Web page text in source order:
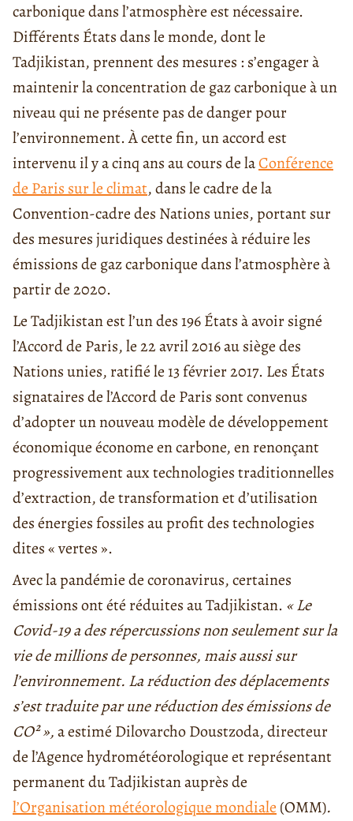
carbonique dans l’atmosphère est nécessaire.
Différents États dans le monde, dont le
Tadjikistan, prennent des mesures : s’engager à
maintenir la concentration de gaz carbonique à un
niveau qui ne présente pas de danger pour
l’environnement. À cette fin, un accord est
intervenu il y a cinq ans au cours de laConférence
de Paris sur le climat, dans le cadre de la
Convention-cadre des Nations unies, portant sur
des mesures juridiques destinées à réduire les
émissions de gaz carbonique dans l’atmosphère à
partir de 2020.
Le Tadjikistan est l’un des 196 États à avoir signé
l’Accord de Paris, le 22 avril 2016 au siège des
Nations unies, ratifié le 13 février 2017. Les États
signataires de l’Accord de Paris sont convenus
d’adopter un nouveau modèle de développement
économique économe en carbone, en renonçant
progressivement aux technologies traditionnelles
d’extraction, de transformation et d’utilisation
des énergies fossiles au profit des technologies
dites « vertes ».
Avec la pandémie de coronavirus, certaines
émissions ont été réduites au Tadjikistan. « Le
Covid-19 a des répercussions non seulement sur la
vie de millions de personnes, mais aussi sur
l’environnement. La réduction des déplacements
s’est traduite par une réduction des émissions de
CO² »,a estimé Dilovarcho Doustzoda, directeur
de l’Agence hydrométéorologique et représentant
permanent du Tadjikistan auprès de
l’Organisation météorologique mondiale (OMM).